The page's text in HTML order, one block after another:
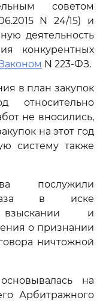
советом
N 24/15) и
деятельность
конкурентных
N 223-ФЗ.
в план закупок
относительно
не вносились,
на этот год
систему также
послужили
в иске
и
о признании
ничтожной
на
Арбитражного